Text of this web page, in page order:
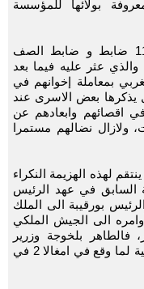
بولائها للمؤسسة
حصيلة هذه المعركة الاولى هو أسر 112 ضابط و ضابط الصف
عثر عليه فيما بعد
بمعاملة إخوانهم في
يذكرها بعض الاسرى عند
اقصائهم وابعادهم عن
ولازال نضالهم مستمرا
ينتقم لهذه الهزيمة النكراء
السابق في عهد الرئيس
بورقيبة الى الملك
الى الجيش الملكي
فالطاهر بلخوجة وزرير
الداخلية الأسبق يتحمل المسؤولية التاريخية لما وقع في امغالا 2 في